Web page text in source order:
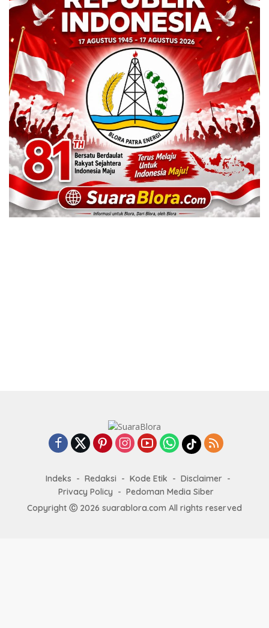
Indeks Redaksi Kode Etik
Disclaimer
Privacy Policy
Pedoman Media Siber
Copyright Ⓒ 2026 suarablora.com All rights reserved